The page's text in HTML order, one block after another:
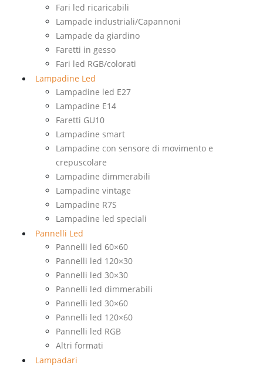
Fari led ricaricabili
Lampade industriali/Capannoni
Lampade da giardino
Faretti in gesso
Fari led RGB/colorati
Lampadine Led
Lampadine led E27
Lampadine E14
Faretti GU10
Lampadine smart
Lampadine con sensore di movimento e
crepuscolare
Lampadine dimmerabili
Lampadine vintage
Lampadine R7S
Lampadine led speciali
Pannelli Led
Pannelli led 60×60
Pannelli led 120×30
Pannelli led 30×30
Pannelli led dimmerabili
Pannelli led 30×60
Pannelli led 120×60
Pannelli led RGB
Altri formati
Lampadari